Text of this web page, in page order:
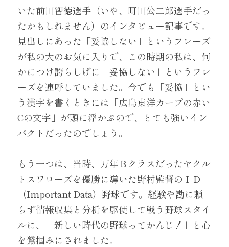
いた前田智徳選手（いや、町田公二郎選手だっ
たかもしれません）のインタビュー記事です。
見出しにあった「妥協しない」というフレーズ
が私の大のお気に入りで、この時期の私は、何
かにつけ誇らしげに「妥協しない」というフレ
ーズを連呼していました。今でも「妥協」とい
う漢字を書くときには「広島東洋カープの赤い
Cの文字」が頭に浮かぶので、とても強いイン
パクトだったのでしょう。
もう一つは、当時、万年Ｂクラスだったヤクル
トスワローズを優勝に導いた野村監督のＩＤ
（Important Data）野球です。経験や勘に頼
らず情報収集と分析を駆使して戦う野球スタイ
ルに、「新しい時代の野球ってかんじ！」と心
を鷲掴みにされました。